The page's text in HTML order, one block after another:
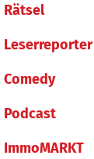
Rätsel
Leserreporter
Comedy
Podcast
ImmoMARKT